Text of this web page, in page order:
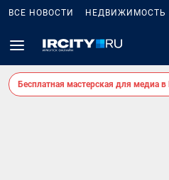
ВСЕ НОВОСТИ НЕДВИЖИМОСТЬ
Бесплатная мастерская для медиа в